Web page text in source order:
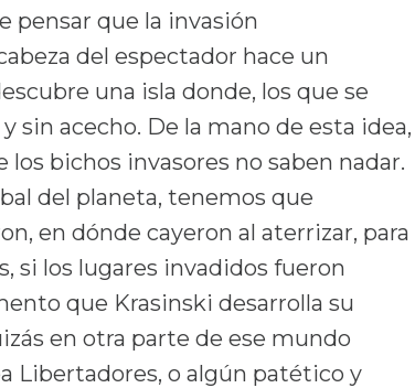
pensar que la invasión
del espectador hace un
una isla donde, los que se
sin acecho. De la mano de esta idea,
bichos invasores no saben nadar.
del planeta, tenemos que
en dónde cayeron al aterrizar, para
si los lugares invadidos fueron
que Krasinski desarrolla su
en otra parte de ese mundo
Libertadores, o algún patético y